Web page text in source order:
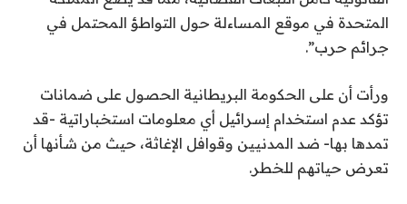
المتحدة في موقع المساءلة حول التواطؤ المحتمل في
جرائم حرب”.
ورأت أن على الحكومة البريطانية الحصول على ضمانات
تؤكد عدم استخدام إسرائيل أي معلومات استخباراتية -قد
تمدها بها- ضد المدنيين وقوافل الإغاثة، حيث من شأنها أن
تعرض حياتهم للخطر.